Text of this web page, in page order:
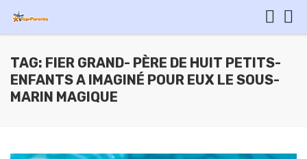
TAG: FIER GRAND- PÈRE DE HUIT PETITS-
ENFANTS A IMAGINÉ POUR EUX LE SOUS-
MARIN MAGIQUE